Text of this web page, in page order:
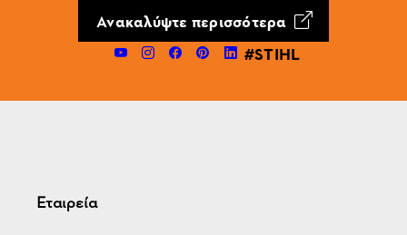
Ανακαλύψτε περισσότερα
#STIHL
Εταιρεία